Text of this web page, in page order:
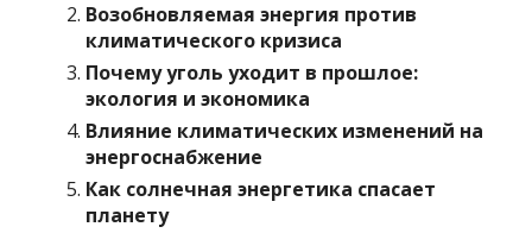
Возобновляемая энергия против
климатического кризиса
Почему уголь уходит в прошлое:
экология и экономика
Влияние климатических изменений на
энергоснабжение
Как солнечная энергетика спасает
планету